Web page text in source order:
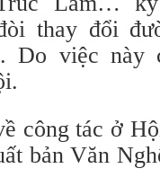
thay đổi
Do việc này
công tác ở
bản Văn